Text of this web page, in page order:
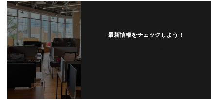
最新情報をチェックしよう！